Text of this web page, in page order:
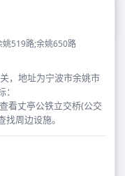
姚519路;余姚650路
，地址为宁波市余姚市
看丈亭公铁立交桥(公交
周边设施。